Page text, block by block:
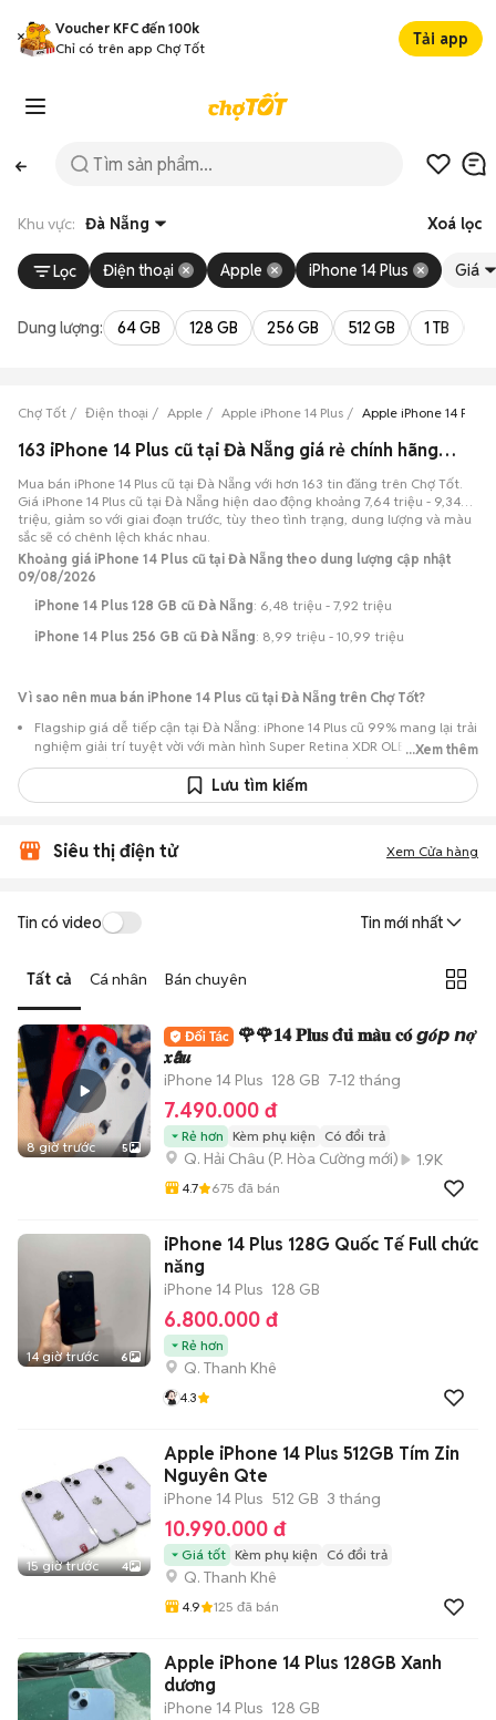
Voucher KFC đến 100k
Chỉ có trên app Chợ Tốt
Tải app
Khu vực: Đà Nẵng Xoá lọc
Lọc Điện thoại Apple iPhone 14 Plus Giá
Dung lượng: 64 GB 128 GB 256 GB 512 GB 1 TB
Chợ Tốt Điện thoại Apple Apple iPhone 14 Plus Apple iPhone 14 Plus
163 iPhone 14 Plus cũ tại Đà Nẵng giá rẻ chính hãng đang bán 08/2026
Mua bán iPhone 14 Plus cũ tại Đà Nẵng với hơn 163 tin đăng trên Chợ Tốt.
Giá iPhone 14 Plus cũ tại Đà Nẵng hiện dao động khoảng 7,64 triệu - 9,34
triệu, giảm so với giai đoạn trước, tùy theo tình trạng, dung lượng và màu
sắc sẽ có chênh lệch khác nhau.
Khoảng giá iPhone 14 Plus cũ tại Đà Nẵng theo dung lượng cập nhật
09/08/2026
iPhone 14 Plus 128 GB cũ Đà Nẵng: 6,48 triệu - 7,92 triệu
iPhone 14 Plus 256 GB cũ Đà Nẵng: 8,99 triệu - 10,99 triệu
Vì sao nên mua bán iPhone 14 Plus cũ tại Đà Nẵng trên Chợ Tốt?
Flagship giá dễ tiếp cận tại Đà Nẵng: iPhone 14 Plus cũ 99% mang lại trải
nghiệm giải trí tuyệt vời với màn hình Super Retina XDR OLED 6.7 inch
rộng rãi, thời lượng pin cực khủng, chip A15 Bionic (5 nhân GPU) ổn định
và cụm camera kép 12MP chụp thiếu sáng tốt, với mức giá hợp lý hơn rất
nhiều so với khi mới ra mắt.
nhiều ở Quận Hải Châu, Thanh Khê, Sơn Trà, Liên Chiểu… với các phiên
Chủ động kiểm tra máy: Dễ dàng hẹn gặp để kiểm tra ngoại hình và
tình trạng máy trước khi mua.
Mua bán nhanh chóng: Giao dịch trực tiếp, ít thủ tục, chốt nhanh khi hai
bên đồng ý.
...Xem thêm
Lưu tìm kiếm
Siêu thị điện tử Xem Cửa hàng
Tin có video Tin mới nhất
Tất cả Cá nhân Bán chuyên
8 giờ trước 5
🌹🌹𝟏𝟒 𝐏𝐥𝐮𝐬 đ𝐮̉ 𝐦𝐚̀𝐮 𝐜𝐨́ 𝙜𝒐́𝙥 𝙣𝒐̛̣
𝒙𝙖̂́𝒖
iPhone 14 Plus 128 GB 7-12 tháng
7.490.000 đ
Rẻ hơn Kèm phụ kiện Có đổi trả
Q. Hải Châu (P. Hòa Cường mới) 1.9K
4.7 675 đã bán
14 giờ trước 6
iPhone 14 Plus 128G Quốc Tế Full chức
năng
iPhone 14 Plus 128 GB
6.800.000 đ
Rẻ hơn
Q. Thanh Khê
4.3
15 giờ trước 4
Apple iPhone 14 Plus 512GB Tím Zin
Nguyên Qte
iPhone 14 Plus 512 GB 3 tháng
10.990.000 đ
Giá tốt Kèm phụ kiện Có đổi trả
Q. Thanh Khê
4.9 125 đã bán
Apple iPhone 14 Plus 128GB Xanh
dương
iPhone 14 Plus 128 GB